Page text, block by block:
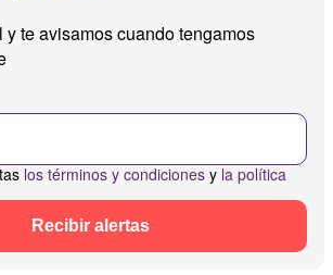
y te avisamos cuando tengamos
los términos y condiciones y la política
Recibir alertas